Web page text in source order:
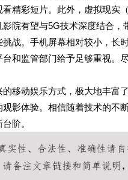
精彩短片。此外，虚拟现实
院有望与5G技术深度结合
战。手机屏幕相对较小，长
和监管部门给予足够重视
移动娱乐方式，极大地丰
影体验。相信随着技术的不
阶。